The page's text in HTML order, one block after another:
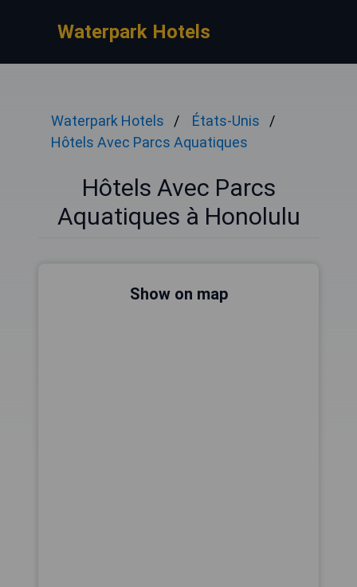
Waterpark Hotels
Waterpark Hotels
États-Unis
Hôtels Avec Parcs Aquatiques
Hôtels Avec Parcs
Aquatiques à Honolulu
Show on map